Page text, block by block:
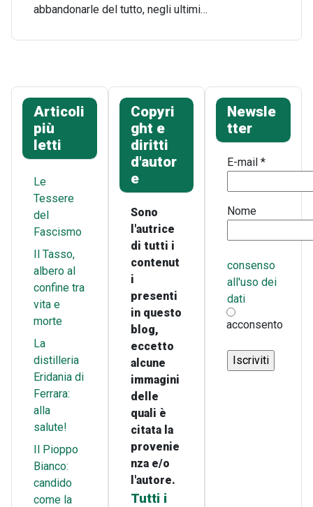
abbandonarle del tutto, negli ultimi…
Articoli
più
letti
Le
Tessere
del
Fascismo
Il Tasso,
albero al
confine tra
vita e
morte
La
distilleria
Eridania di
Ferrara:
alla
salute!
Il Pioppo
Bianco:
candido
come la
Copyri
ght e
diritti
d'autor
e
Sono
l'autrice
di tutti i
contenut
i
presenti
in questo
blog,
eccetto
alcune
immagini
delle
quali è
citata la
provenie
nza e/o
l'autore.
Tutti i
Newsle
tter
E-mail*
Nome
consenso
all'uso dei
dati
acconsento